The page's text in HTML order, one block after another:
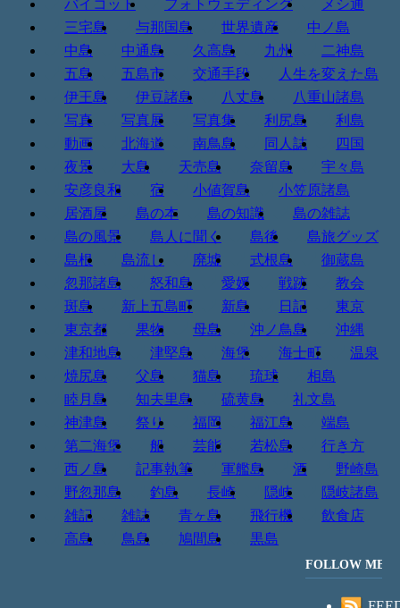
バイコット フォトウェディング
メシ通
三宅島
与那国島 世界遺産
中ノ島
中島
中通島 久高島 九州
二神島
五島
五島市 交通手段
人生を変えた島
伊王島
伊豆諸島 八丈島
八重山諸島
写真
写真展 写真集 利尻島
利島
動画
北海道 南鳥島 同人誌
四国
夜景
大島 天売島 奈留島
宇々島
安彦良和
宿 小値賀島
小笠原諸島
居酒屋
島の本 島の知識
島の雑誌
島の風景
島人に聞く 島後
島旅グッズ
島根
島流し 廃墟 式根島
御蔵島
忽那諸島
怒和島 愛媛 戦跡
教会
斑島
新上五島町 新島 日記
東京
東京都
果物 母島 沖ノ鳥島
沖縄
津和地島
津堅島 海堡 海士町
温泉
焼尻島
父島 猫島 琉球
相島
睦月島
知夫里島 硫黄島
礼文島
神津島
祭り 福岡 福江島
端島
第二海堡
船 芸能 若松島
行き方
西ノ島
記事執筆 軍艦島 酒
野崎島
野忽那島
釣島 長崎 隠岐
隠岐諸島
雑記
雑誌 青ヶ島 飛行機
飲食店
高島
鳥島 鳩間島 黒島
FOLLOW ME